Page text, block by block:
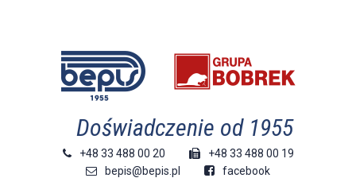
doświadczenie od 1955
+48 33 488 00 20
+48 33 488 00 19
bepis@bepis.pl
facebook